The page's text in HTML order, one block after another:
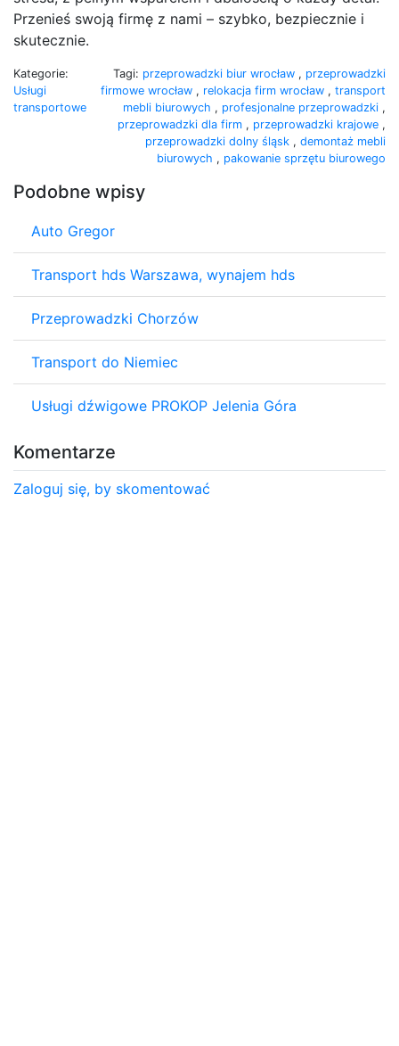
Przenieś swoją firmę z nami – szybko, bezpiecznie i
skutecznie.
Kategorie:
Usługi
transportowe
Tagi: przeprowadzki biur wrocław , przeprowadzki
firmowe wrocław , relokacja firm wrocław , transport
mebli biurowych , profesjonalne przeprowadzki ,
przeprowadzki dla firm , przeprowadzki krajowe ,
przeprowadzki dolny śląsk , demontaż mebli
biurowych , pakowanie sprzętu biurowego
Podobne wpisy
Auto Gregor
Transport hds Warszawa, wynajem hds
Przeprowadzki Chorzów
Transport do Niemiec
Usługi dźwigowe PROKOP Jelenia Góra
Komentarze
Zaloguj się, by skomentować